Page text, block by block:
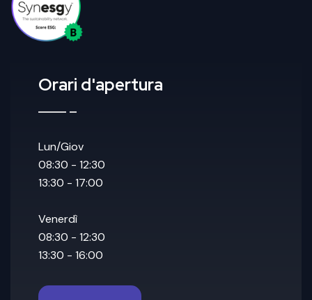
Orari d'apertura
Lun/Giov
08:30 - 12:30
13:30 - 17:00
Venerdì
08:30 - 12:30
13:30 - 16:00